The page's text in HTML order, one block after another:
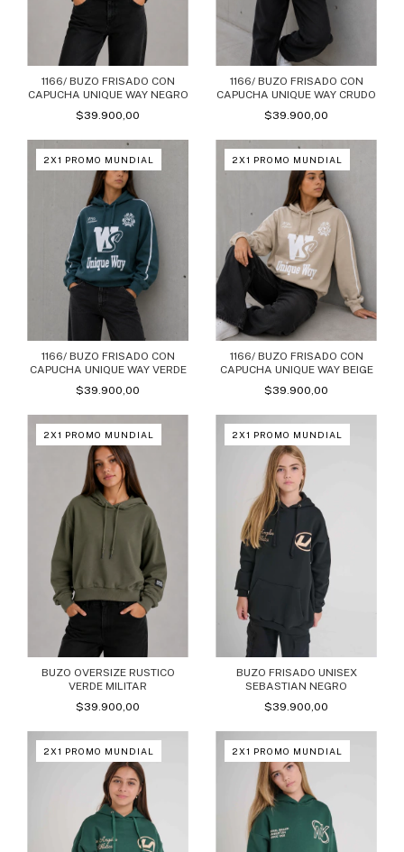
1166/ BUZO FRISADO CON
CAPUCHA UNIQUE WAY NEGRO
$39.900,00
1166/ BUZO FRISADO CON
CAPUCHA UNIQUE WAY CRUDO
$39.900,00
2X1 PROMO MUNDIAL
1166/ BUZO FRISADO CON
CAPUCHA UNIQUE WAY VERDE
$39.900,00
2X1 PROMO MUNDIAL
1166/ BUZO FRISADO CON
CAPUCHA UNIQUE WAY BEIGE
$39.900,00
2X1 PROMO MUNDIAL
BUZO OVERSIZE RUSTICO
VERDE MILITAR
$39.900,00
2X1 PROMO MUNDIAL
BUZO FRISADO UNISEX
SEBASTIAN NEGRO
$39.900,00
2X1 PROMO MUNDIAL 2X1 PROMO MUNDIAL